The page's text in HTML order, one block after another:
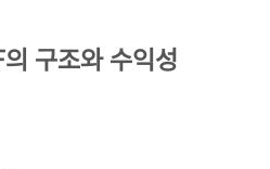
구조와 수익성